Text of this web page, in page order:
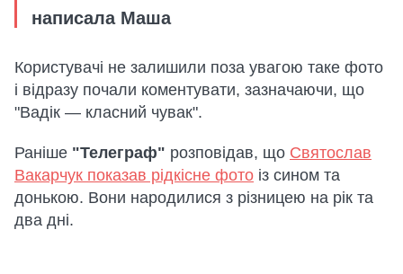
написала Маша
Користувачі не залишили поза увагою таке фото
і відразу почали коментувати, зазначаючи, що
"Вадік — класний чувак".
Раніше "Телеграф" розповідав, що Святослав
Вакарчук показав рідкісне фото із сином та
донькою. Вони народилися з різницею на рік та
два дні.